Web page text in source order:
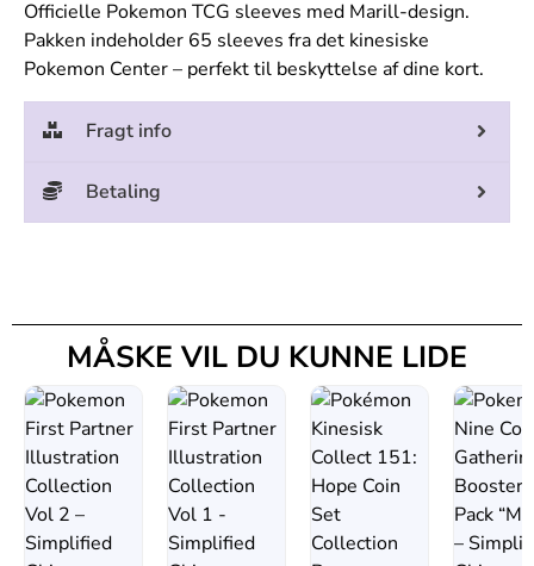
Officielle Pokemon TCG sleeves med Marill-design.
Pakken indeholder 65 sleeves fra det kinesiske
Pokemon Center – perfekt til beskyttelse af dine kort.
Fragt info
Betaling
MÅSKE VIL DU KUNNE LIDE